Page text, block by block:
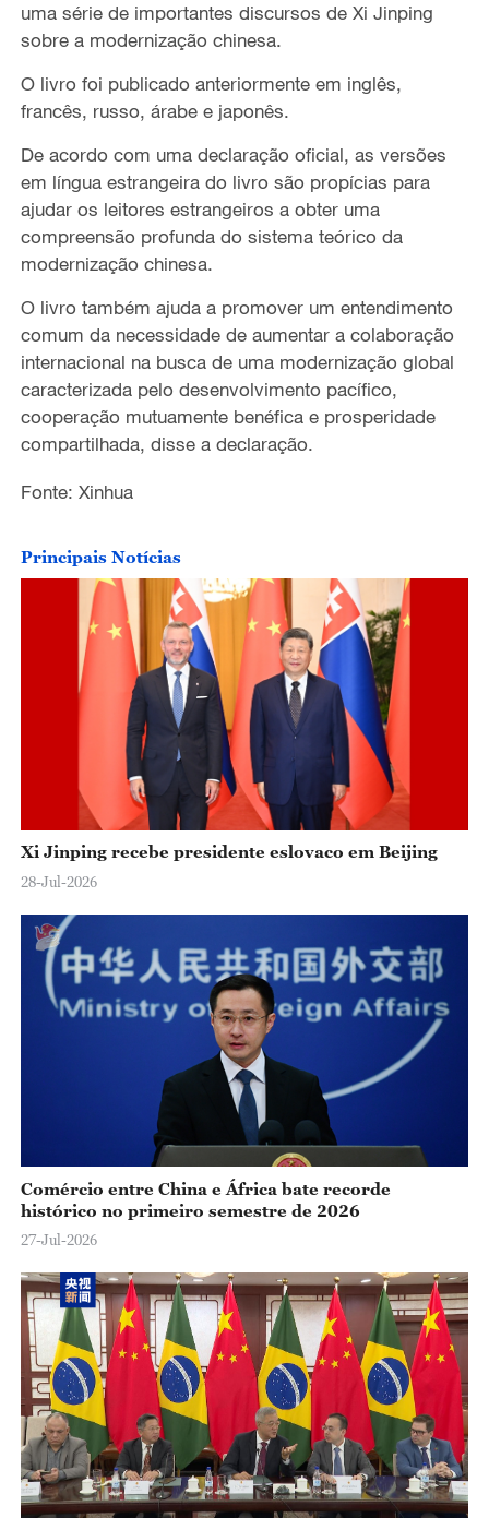
uma série de importantes discursos de Xi Jinping
sobre a modernização chinesa.
O livro foi publicado anteriormente em inglês,
francês, russo, árabe e japonês.
De acordo com uma declaração oficial, as versões
em língua estrangeira do livro são propícias para
ajudar os leitores estrangeiros a obter uma
compreensão profunda do sistema teórico da
modernização chinesa.
O livro também ajuda a promover um entendimento
comum da necessidade de aumentar a colaboração
internacional na busca de uma modernização global
caracterizada pelo desenvolvimento pacífico,
cooperação mutuamente benéfica e prosperidade
compartilhada, disse a declaração.
Fonte: Xinhua
Principais Notícias
Xi Jinping recebe presidente eslovaco em Beijing
28-Jul-2026
Comércio entre China e África bate recorde
histórico no primeiro semestre de 2026
27-Jul-2026